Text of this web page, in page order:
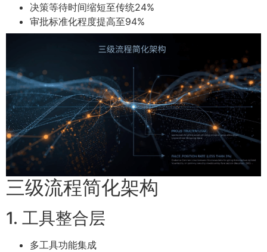
决策等待时间缩短至传统24%
审批标准化程度提高至94%
三级流程简化架构
1. 工具整合层
多工具功能集成